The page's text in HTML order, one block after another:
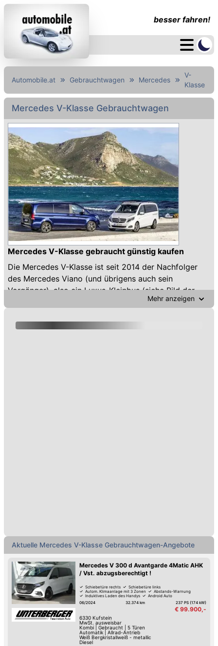
besser fahren!
Automobile.at Gebrauchtwagen Mercedes
V-
Klasse
Mercedes V-Klasse Gebrauchtwagen
Mercedes V-Klasse gebraucht günstig kaufen
Die Mercedes V-Klasse ist seit 2014 der Nachfolger
des Mercedes Viano (und übrigens auch sein
Vorgänger), also ein Luxus-Kleinbus (siehe Bild der
Baureihe 447) mit bis zu über 200 km/h Spitze.
Vito. Von dem gibt es allerdings auch Bus-Varianten,
Mehr anzeigen
Aktuelle Mercedes V-Klasse Gebrauchtwagen-Angebote
Mercedes V 300 d Avantgarde 4Matic AHK
/ Vst. abzugsberechtigt !
Schiebetüre rechts
Schiebetüre links
Autom. Klimaanlage mit 3 Zonen
Abstands-Warnung
Induktives Laden des Handys
Android Auto
Apple CarPlay
Digitales Cockpit
06/2024 32.374 km 237 PS (174 kW)
€ 99.900,-
6330 Kufstein
MwSt. ausweisbar
Kombi| Gebraucht
5 Türen
Automatik| Allrad-Antrieb
Weiß Bergkristallweiß - metallic
Diesel